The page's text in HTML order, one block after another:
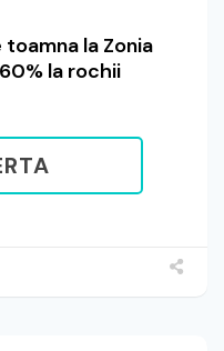
la Zonia
la rochii